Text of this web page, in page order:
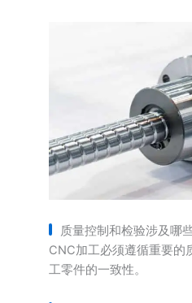
质量控制和检验涉及哪
CNC加工必须遵循重要的
工零件的一致性。